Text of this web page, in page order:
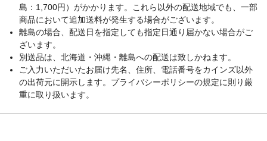
島：1,700円）がかかります。これら以外の配送地域でも、一部
商品において追加送料が発生する場合がございます。
離島の場合、配送日を指定しても指定日通り届かない場合がご
ざいます。
別送品は、北海道・沖縄・離島への配送は致しかねます。
ご入力いただいたお届け先名、住所、電話番号をカインズ以外
の出荷元に開示します。プライバシーポリシーの規定に則り厳
重に取り扱います。